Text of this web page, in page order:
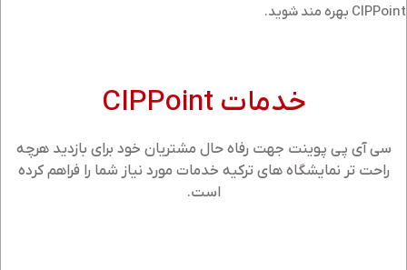
CIPPoint بهره مند شوید.
خدمات CIPPoint
سی آی پی پوینت جهت رفاه حال مشتریان خود برای بازدید هرچه
راحت تر نمایشگاه های ترکیه خدمات مورد نیاز شما را فراهم کرده
است.